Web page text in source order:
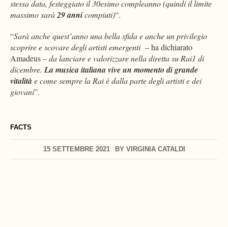
FACTS
15 SETTEMBRE 2021 BY VIRGINIA CATALDI
stessa data, festeggiato il 30esimo compleanno (quindi il limite
massimo sarà29 annicompiuti)“.
“Sarà anche quest’anno una bella sfida e anche un privilegio
scoprire e scovare degli artisti emergenti– ha dichiarato
Amadeus –da lanciare e valorizzare nella diretta su Rai1 di
dicembre.La musica italiana vive un momento di grande
vitalitàe come sempre la Rai è dalla parte degli artisti e dei
giovani”.